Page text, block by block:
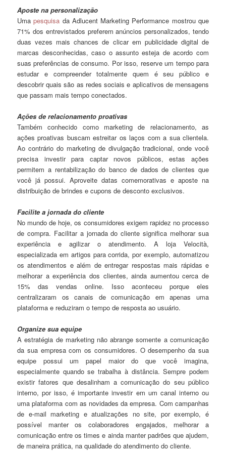
Aposte na personalização
Uma pesquisa da Adlucent Marketing Performance mostrou que
71% dos entrevistados preferem anúncios personalizados, tendo
duas vezes mais chances de clicar em publicidade digital de
marcas desconhecidas, caso o assunto esteja de acordo com
suas preferências de consumo. Por isso, reserve um tempo para
estudar e compreender totalmente quem é seu público e
descobrir quais são as redes sociais e aplicativos de mensagens
que passam mais tempo conectados.
Ações de relacionamento proativas
Também conhecido como marketing de relacionamento, as
ações proativas buscam estreitar os laços com a sua clientela.
Ao contrário do marketing de divulgação tradicional, onde você
precisa investir para captar novos públicos, estas ações
permitem a rentabilização do banco de dados de clientes que
você já possui. Aproveite datas comemorativas e aposte na
distribuição de brindes e cupons de desconto exclusivos.
Facilite a jornada do cliente
No mundo de hoje, os consumidores exigem rapidez no processo
de compra. Facilitar a jornada do cliente significa melhorar sua
experiência e agilizar o atendimento. A loja Velocità,
especializada em artigos para corrida, por exemplo, automatizou
os atendimentos e além de entregar respostas mais rápidas e
melhorar a experiência dos clientes, ainda aumentou cerca de
15% das vendas online. Isso aconteceu porque eles
centralizaram os canais de comunicação em apenas uma
plataforma e reduziram o tempo de resposta ao usuário.
Organize sua equipe
A estratégia de marketing não abrange somente a comunicação
da sua empresa com os consumidores. O desempenho da sua
equipe possui um papel maior do que você imagina,
especialmente quando se trabalha à distância. Sempre podem
existir fatores que desalinham a comunicação do seu público
interno, por isso, é importante investir em um canal interno ou
uma plataforma com as novidades da empresa. Com campanhas
de e-mail marketing e atualizações no site, por exemplo, é
possível manter os colaboradores engajados, melhorar a
comunicação entre os times e ainda manter padrões que ajudem,
de maneira prática, na qualidade do atendimento do cliente.